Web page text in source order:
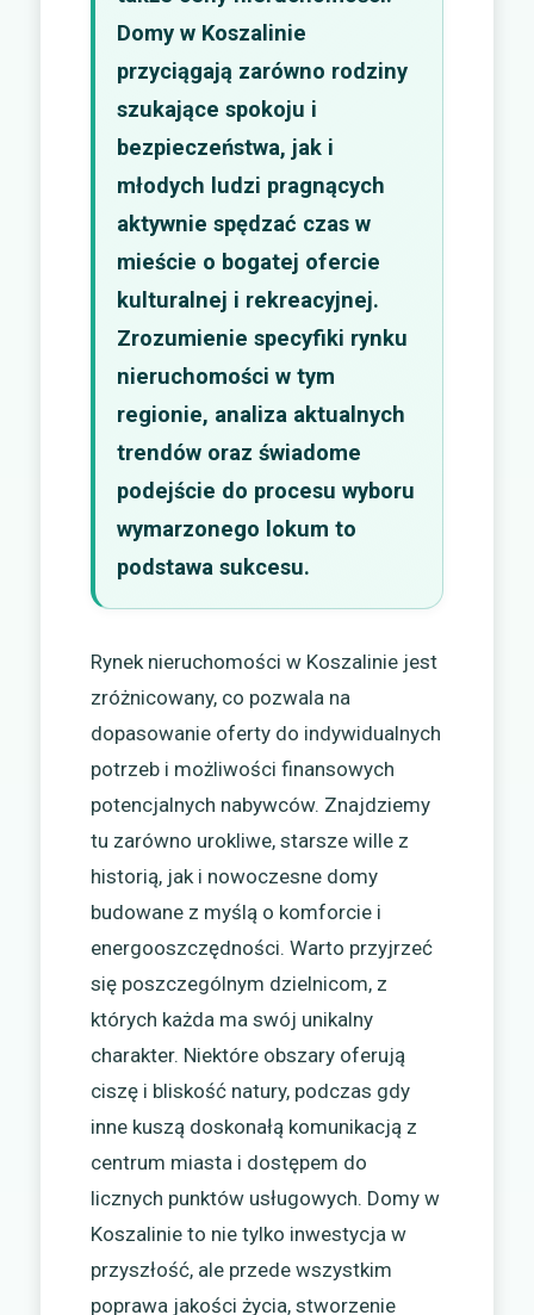
Domy w Koszalinie
przyciągają zarówno rodziny
szukające spokoju i
bezpieczeństwa, jak i
młodych ludzi pragnących
aktywnie spędzać czas w
mieście o bogatej ofercie
kulturalnej i rekreacyjnej.
Zrozumienie specyfiki rynku
nieruchomości w tym
regionie, analiza aktualnych
trendów oraz świadome
podejście do procesu wyboru
wymarzonego lokum to
podstawa sukcesu.
Rynek nieruchomości w Koszalinie jest
zróżnicowany, co pozwala na
dopasowanie oferty do indywidualnych
potrzeb i możliwości finansowych
potencjalnych nabywców. Znajdziemy
tu zarówno urokliwe, starsze wille z
historią, jak i nowoczesne domy
budowane z myślą o komforcie i
energooszczędności. Warto przyjrzeć
się poszczególnym dzielnicom, z
których każda ma swój unikalny
charakter. Niektóre obszary oferują
ciszę i bliskość natury, podczas gdy
inne kuszą doskonałą komunikacją z
centrum miasta i dostępem do
licznych punktów usługowych. Domy w
Koszalinie to nie tylko inwestycja w
przyszłość, ale przede wszystkim
poprawa jakości życia, stworzenie